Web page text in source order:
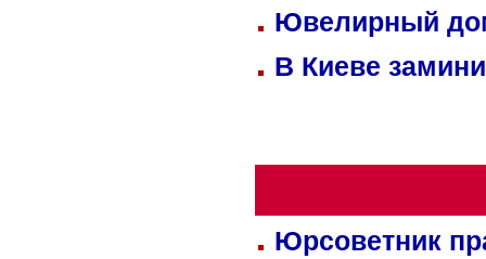
Ювелирный
В Киеве
Юрсоветник